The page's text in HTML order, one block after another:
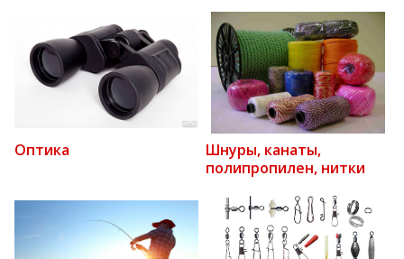
Оптика
Шнуры, канаты,
полипропилен, нитки